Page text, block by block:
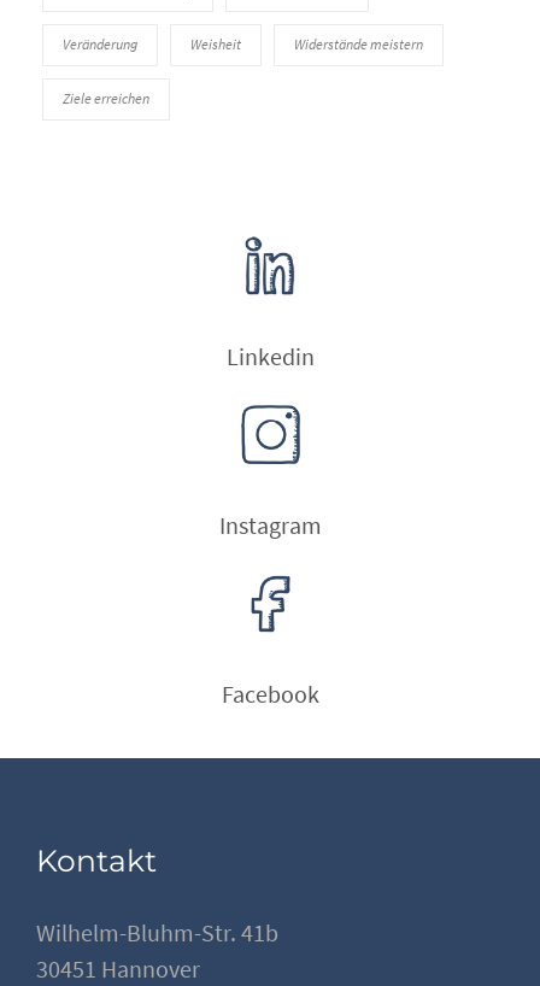
Veränderung Weisheit Widerstände meistern
Ziele erreichen
Linkedin
Instagram
Facebook
Kontakt
Wilhelm-Bluhm-Str. 41b
30451 Hannover